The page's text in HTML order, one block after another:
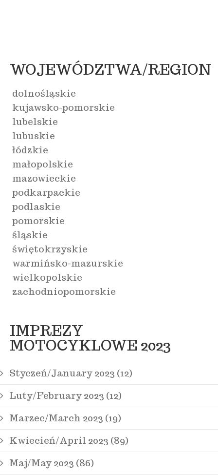
WOJEWÓDZTWA/REGION
dolnośląskie
kujawsko-pomorskie
lubelskie
lubuskie
łódzkie
małopolskie
mazowieckie
podkarpackie
podlaskie
pomorskie
śląskie
świętokrzyskie
warmińsko-mazurskie
wielkopolskie
zachodniopomorskie
IMPREZY
MOTOCYKLOWE 2023
Styczeń/January 2023 (12)
Luty/February 2023 (12)
Marzec/March 2023 (19)
Kwiecień/April 2023 (89)
Maj/May 2023 (86)